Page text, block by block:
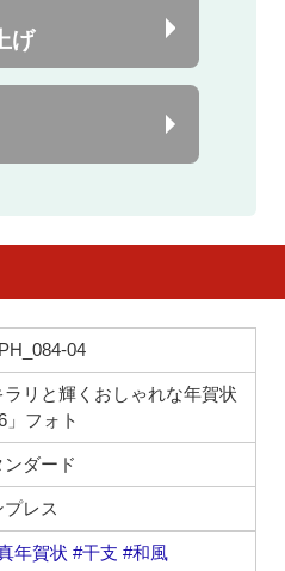
げ
04
ラリと輝くおしゃれな年賀状
」フォト
ンダード
プレス
年賀状 #干支 #和風